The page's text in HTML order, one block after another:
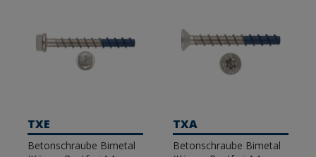
Zugelassene Metalldübel.
Wir verfügen über
verschiedene, von unabhängigen Institutionen
zugelassene Metalldübel, die in der Lage sind,
haben Optionen mit ETE Opt 7- und ETE Opt 1-
Zulassungen für den Einsatz in gerissenem und
ungerissenem Beton, seismisch C1&C2 oder
TXE
Betonschraube Bimetal
TXA
Betonschraube Bimetal